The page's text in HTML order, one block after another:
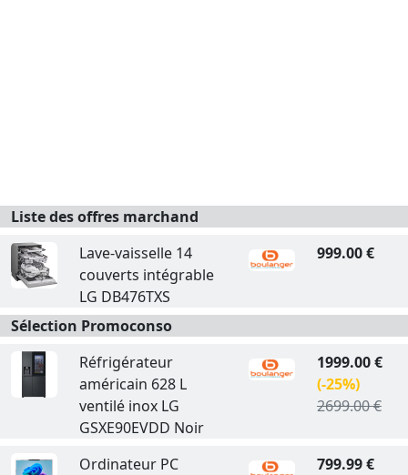
Liste des offres marchand
Lave-vaisselle 14
couverts intégrable
LG DB476TXS
999.00 €
Sélection Promoconso
Réfrigérateur
américain 628 L
ventilé inox LG
GSXE90EVDD Noir
1999.00 €
(-25%)
2699.00 €
Ordinateur PC
799.99 €